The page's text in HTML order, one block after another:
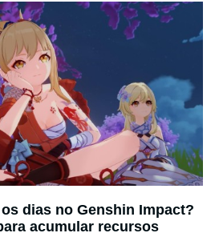
dias no Genshin Impact?
acumular recursos